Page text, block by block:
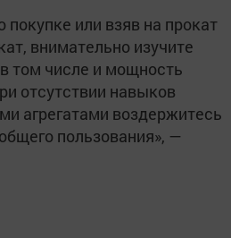
или взяв на прокат
внимательно изучите
том числе и мощность
отсутствии навыков
агрегатами воздержитесь
пользования», —